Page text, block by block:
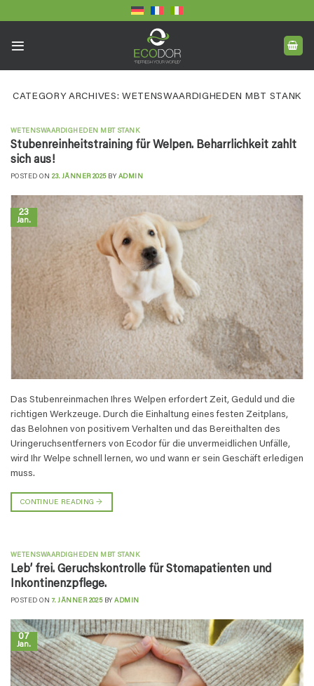
to
CATEGORY ARCHIVES: WETENSWAARDIGHEDEN MBT STANK
WETENSWAARDIGHEDEN MBT STANK
Stubenreinheitstraining für Welpen. Beharrlichkeit zahlt
sich aus!
POSTED ON 23. JÄNNER 2025 BY ADMIN
23
Jan.
Das Stubenreinmachen Ihres Welpen erfordert Zeit, Geduld und die
richtigen Werkzeuge. Durch die Einhaltung eines festen Zeitplans,
das Belohnen von positivem Verhalten und das Bereithalten des
Uringeruchsentferners von Ecodor für die unvermeidlichen Unfälle,
wird Ihr Welpe schnell lernen, wo und wann er sein Geschäft erledigen
muss.
CONTINUE READING→
WETENSWAARDIGHEDEN MBT STANK
Leb’ frei. Geruchskontrolle für Stomapatienten und
Inkontinenzpflege.
POSTED ON 7. JÄNNER 2025 BYADMIN
07
Jan.